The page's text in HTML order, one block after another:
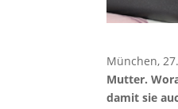
München,
Mutter.
damit sie